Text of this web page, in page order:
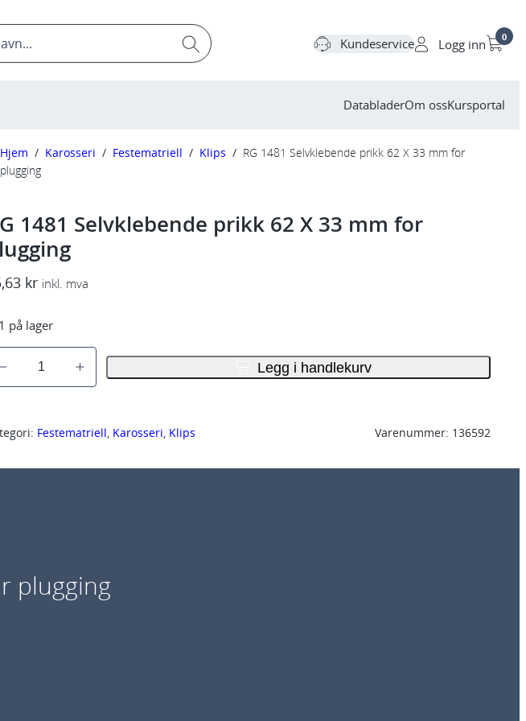
Kundeservice Logg inn 0
DatabladerOm ossKursportal
Hjem / Karosseri / Festematriell / Klips / RG 1481 Selvklebende prikk 62 X 33 mm for
plugging
1481 Selvklebende prikk 62 X 33 mm for
kr inkl. mva
1 på lager
Legg i handlekurv
Festematriell, Karosseri, Klips Varenummer: 136592
plugging